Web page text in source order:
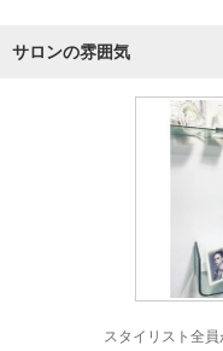
サロンの雰囲気
スタイリスト全